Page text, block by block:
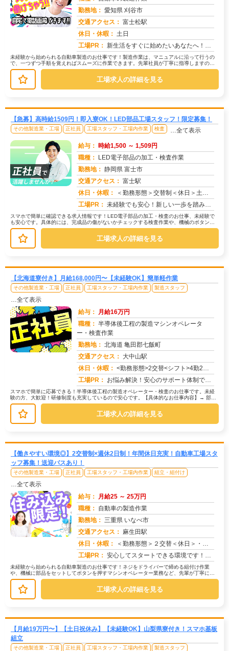
勤務地： 愛知県 刈谷市
交通アクセス： 富士松駅
休日・休暇： 土日
工場PR： 新生活をすぐに始めたいあなたへ！株式会社京栄センターでは、最短1日で入寮可能！完全個室のワンルーム寮は初期費用0円...
未経験から始められる自動車製造のお仕事です！製造作業は、マニュアルに沿って行うの
で、一つずつ手順を覚えればスムーズに作業できます。先輩社員が丁寧に指導しますの
で、安心してスタートできますよ。具体...
工場求人の詳細を見る
【急募】高時給1509円！即入寮OK！LED部品工場スタッフ！限定募集！
その他製造業・工場 正社員 工場スタッフ・工場内作業 検査 …全て表示
給与： 時給1,500 ～ 1,509円
職種：
LED電子部品の加工・検査作業
勤務地： 静岡県 富士市
交通アクセス： 富士駅
休日・休暇：
＜勤務形態＞交替制＜休日＞土日祝★ＧＷ★夏季休暇★冬季休暇★年末年始
工場PR： 未経験でも安心！新しい一歩を踏み出してみませんか？株式会社京栄センターでは、未経験者多数活躍中！不安な気持ちは、私...
スマホで簡単に確認できる求人情報です！LED電子部品の加工・検査のお仕事、未経験で
も安心です。具体的には、完成品の傷がないかチェックする検査作業や、機械のボタンを
押して動作を確認するマシンオペレ...
工場求人の詳細を見る
【北海道寮付き】月給168,000円〜【未経験OK】簡単軽作業
その他製造業・工場 正社員 工場スタッフ・工場内作業 製造スタッフ
…全て表示
給与： 月給16万円
職種： 半導体後工程の製造マシンオペレータ
ー・検査作業
勤務地： 北海道 亀田郡七飯町
交通アクセス： 大中山駅
休日・休暇： <勤務形態>2交替<シフト>4勤2休<休日>工場カレンダーによる
工場PR： お悩み解決！安心のサポート体制で、新しい一歩を踏み出しましょう！☆未経験者歓迎！安心してスタートできます。☆最短で...
スマホで簡単に応募できる！半導体後工程の製造オペレーター・検査のお仕事です。未経
験の方、大歓迎！研修制度も充実しているので安心です。【具体的なお仕事内容】→ 部材
を機械にセットする作業→ 機械の...
工場求人の詳細を見る
【働きやすい環境◎】2交替制×週休2日制！年間休日充実！自動車工場スタ
ッフ募集！送迎バスあり！
その他製造業・工場 正社員 工場スタッフ・工場内作業 組立・組付け
…全て表示
給与： 月給25 ～ 25万円
職種： 自動車の製造作業
勤務地： 三重県 いなべ市
交通アクセス： 麻生田駅
休日・休暇：
＜勤務形態＞２交替＜休日＞・週休二日制基本土曜日・日曜日・長期休暇ありGW休暇・お盆休暇・年末年始休暇・年次有給休...
工場PR： 安心してスタートできる環境です！【充実のサポート体制】→専属担当スタッフによる就業までの徹底サポート！→不安や悩み...
未経験から始められる自動車製造のお仕事です！ネジをドライバーで締める組付け作業
や、機械に部品をセットしてボタンを押すマシンオペレーター業務など、先輩が丁寧に指
導しますのでご安心ください。難しい作...
工場求人の詳細を見る
【月給19万円〜】【土日祝休み】【未経験OK】山梨県寮付き！スマホ基板
組立
その他製造業・工場 正社員 工場スタッフ・工場内作業 製造スタッフ